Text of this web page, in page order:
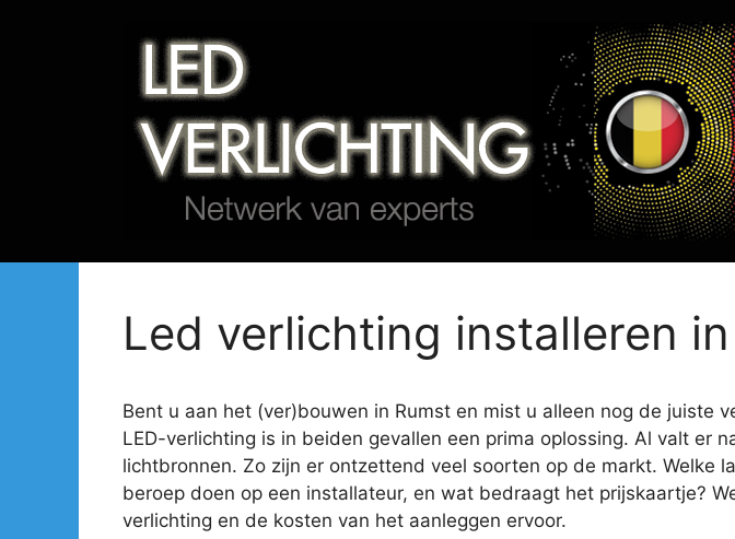
Led verlichting installeren
Bent u aan het (ver)bouwen in Rumst en mist u alleen nog de juiste
LED-verlichting is in beiden gevallen een prima oplossing. Al valt er
lichtbronnen. Zo zijn er ontzettend veel soorten op de markt. Welke
beroep doen op een installateur, en wat bedraagt het prijskaartje?
verlichting en de kosten van het aanleggen ervoor.